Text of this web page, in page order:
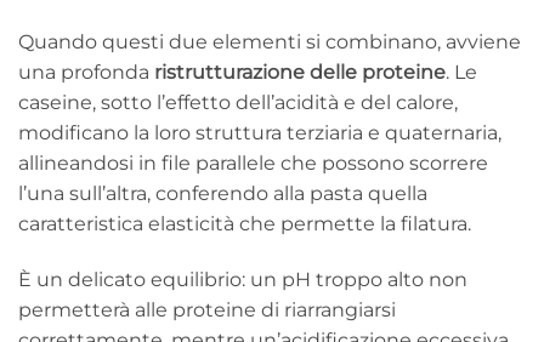
Quando questi due elementi si combinano, avviene
una profonda ristrutturazione delle proteine. Le
caseine, sotto l’effetto dell’acidità e del calore,
modificano la loro struttura terziaria e quaternaria,
allineandosi in file parallele che possono scorrere
l’una sull’altra, conferendo alla pasta quella
caratteristica elasticità che permette la filatura.
È un delicato equilibrio: un pH troppo alto non
permetterà alle proteine di riarrangiarsi